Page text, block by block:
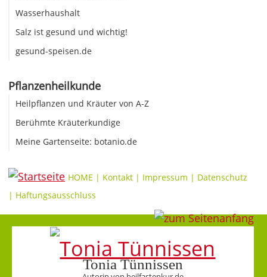
Wasserhaushalt
Salz ist gesund und wichtig!
gesund-speisen.de
Pflanzenheilkunde
Heilpflanzen und Kräuter von A-Z
Berühmte Kräuterkundige
Meine Gartenseite: botanio.de
HOME | Kontakt | Impressum | Datenschutz
| Haftungsausschluss
Tonia Tünnissen